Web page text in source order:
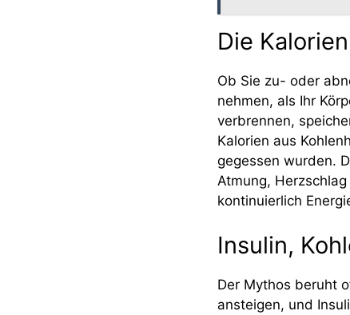
Die
Ob Sie zu- oder
nehmen, als Ihr
verbrennen,
Kalorien aus
gegessen wurden.
Atmung,
kontinuierlich
Insulin,
Der Mythos beruht
ansteigen, und